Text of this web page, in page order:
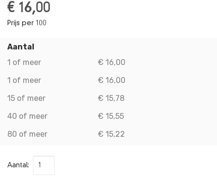
€ 16,00
Prijs per 100
Aantal
1 of meer
€ 16,00
1 of meer
€ 16,00
15 of meer
€ 15,78
40 of meer
€ 15,55
80 of meer
€ 15,22
Aantal: